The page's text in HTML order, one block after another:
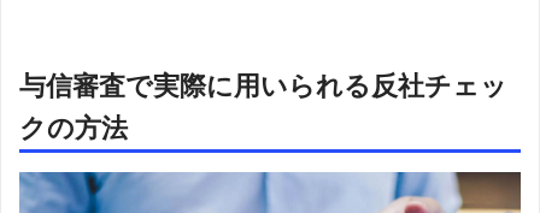
与信審査で実際に用いられる反社チェッ
クの方法